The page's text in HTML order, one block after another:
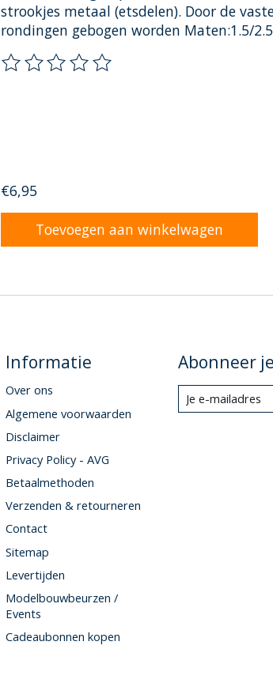
strookjes metaal (etsdelen). Door de
rondingen gebogen worden Maten:1.5/
De beoordeling van dit product is
€6,95
Toevoegen aan winkelwagen
Informatie
Over ons
Algemene voorwaarden
Disclaimer
Privacy Policy - AVG
Betaalmethoden
Verzenden & retourneren
Contact
Sitemap
Levertijden
Modelbouwbeurzen /
Events
Cadeaubonnen kopen
Abonneer